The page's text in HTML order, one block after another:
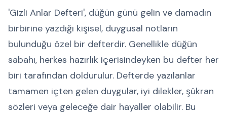
'Gizli Anlar Defteri', düğün günü gelin ve damadın
birbirine yazdığı kişisel, duygusal notların
bulunduğu özel bir defterdir. Genellikle düğün
sabahı, herkes hazırlık içerisindeyken bu defter her
biri tarafından doldurulur. Defterde yazılanlar
tamamen içten gelen duygular, iyi dilekler, şükran
sözleri veya geleceğe dair hayaller olabilir. Bu